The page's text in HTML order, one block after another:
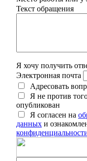
Текст обращения
Я хочу получить
Электронная почта
Адресовать
Я не против
опубликован
Я согласен на
данных и